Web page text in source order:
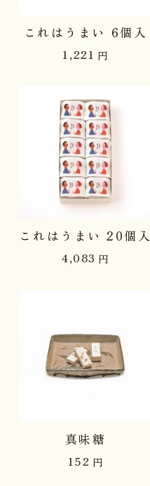
これはうまい 6個入
1,221 円
これはうまい 20個入
4,083 円
真味糖
152 円